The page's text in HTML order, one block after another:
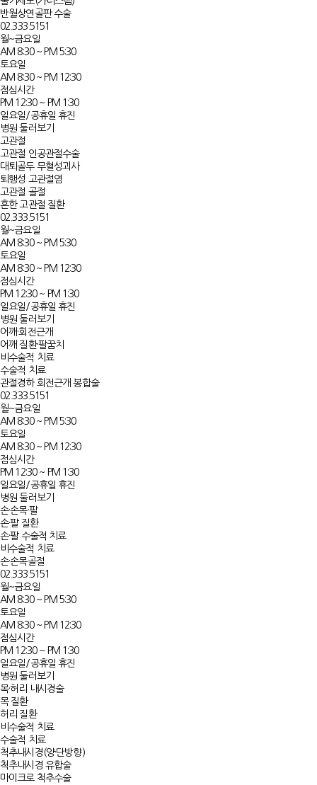
반월상연골판 수술
02.333.5151
월~금요일
AM 8:30 ~ PM 5:30
토요일
AM 8:30 ~ PM 12:30
점심시간
PM 12:30 ~ PM 1:30
일요일/공휴일 휴진
병원 둘러보기
고관절
고관절 인공관절수술
대퇴골두 무혈성괴사​
퇴행성 고관절염​​
고관절 골절
흔한 고관절 질환​​​​
02.333.5151
월~금요일
AM 8:30 ~ PM 5:30
토요일
AM 8:30 ~ PM 12:30
점심시간
PM 12:30 ~ PM 1:30
일요일/공휴일 휴진
병원 둘러보기
어깨·회전근개
어깨 질환·팔꿈치
비수술적 치료
수술적 치료
관절경하 회전근개 봉합술
02.333.5151
월~금요일
AM 8:30 ~ PM 5:30
토요일
AM 8:30 ~ PM 12:30
점심시간
PM 12:30 ~ PM 1:30
일요일/공휴일 휴진
병원 둘러보기
손·손목·팔
손·팔 질환
손·팔 수술적 치료
비수술적 치료
손·손목골절
02.333.5151
월~금요일
AM 8:30 ~ PM 5:30
토요일
AM 8:30 ~ PM 12:30
점심시간
PM 12:30 ~ PM 1:30
일요일/공휴일 휴진
병원 둘러보기
목·허리 내시경술
목 질환
허리 질환
비수술적 치료
수술적 치료
척추내시경(양·단방향)
척추내시경 유합술
마이크로 척추수술